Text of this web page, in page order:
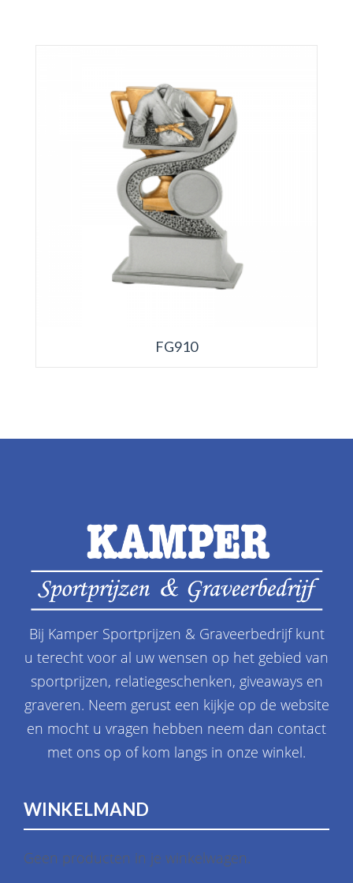
FG910
Bij Kamper Sportprijzen & Graveerbedrijf kunt
u terecht voor al uw wensen op het gebied van
sportprijzen, relatiegeschenken, giveaways en
graveren. Neem gerust een kijkje op de website
en mocht u vragen hebben neem dan contact
met ons op of kom langs in onze winkel.
WINKELMAND
Geen producten in je winkelwagen.